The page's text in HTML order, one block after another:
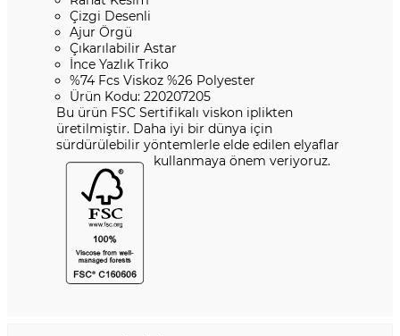
Çizgi Desenli
Ajur Örgü
Çıkarılabilir Astar
İnce Yazlık Triko
%74 Fcs Viskoz %26 Polyester
Ürün Kodu: 220207205
Bu ürün FSC Sertifikalı viskon iplikten
üretilmiştir. Daha iyi bir dünya için
sürdürülebilir yöntemlerle elde edilen elyaflar
kullanmaya önem veriyoruz.